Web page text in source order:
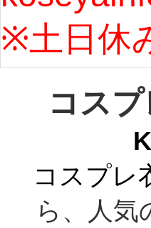
※土日休
コス
コスプレ
ら、人